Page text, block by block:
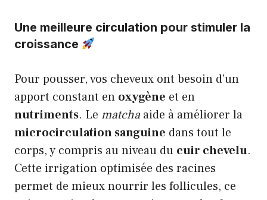
Une meilleure circulation pour stimuler la
croissance
Pour pousser, vos cheveux ont besoin d’un
apport constant en oxygène et en
nutriments. Le matcha aide à améliorer la
microcirculation sanguine dans tout le
corps, y compris au niveau du cuir chevelu.
Cette irrigation optimisée des racines
permet de mieux nourrir les follicules, ce